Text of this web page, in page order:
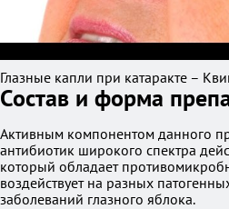
Глазные капли при катаракте –
Состав и форма
Активным компонентом данного
антибиотик широкого спектра
который обладает
воздействует на разных
заболеваний глазного яблока.